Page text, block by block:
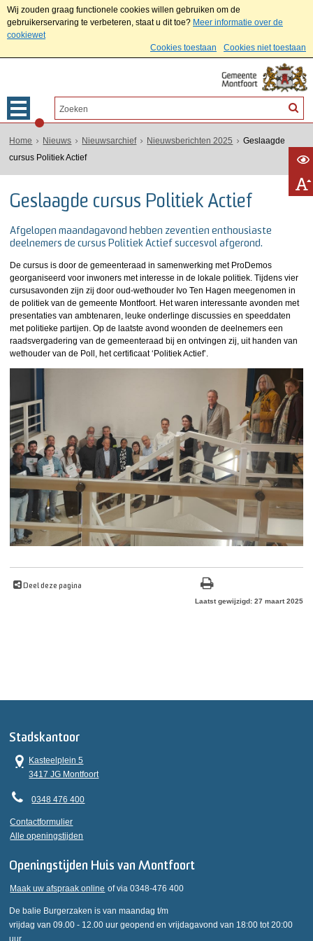
Wij zouden graag functionele cookies willen gebruiken om de
gebruikerservaring te verbeteren, staat u dit toe? Meer informatie over de
cookiewet
Cookies toestaan
Cookies niet toestaan
Home Nieuws Nieuwsarchief Nieuwsberichten 2025
Geslaagde
cursus Politiek Actief
Geslaagde cursus Politiek Actief
Afgelopen maandagavond hebben zeventien enthousiaste
deelnemers de cursus Politiek Actief succesvol afgerond.
De cursus is door de gemeenteraad in samenwerking met ProDemos
georganiseerd voor inwoners met interesse in de lokale politiek. Tijdens vier
cursusavonden zijn zij door oud-wethouder Ivo Ten Hagen meegenomen in
de politiek van de gemeente Montfoort. Het waren interessante avonden met
presentaties van ambtenaren, leuke onderlinge discussies en speeddaten
met politieke partijen. Op de laatste avond woonden de deelnemers een
raadsvergadering van de gemeenteraad bij en ontvingen zij, uit handen van
wethouder van de Poll, het certificaat ‘Politiek Actief’.
Deel deze pagina
Laatst gewijzigd: 27 maart 2025
Stadskantoor
Kasteelplein 5
3417 JG Montfoort
0348 476 400
Contactformulier
Alle openingstijden
Openingstijden Huis van Montfoort
Maak uw afspraak online of via 0348-476 400
De balie Burgerzaken is van maandag t/m
vrijdag van 09.00 - 12.00 uur geopend en vrijdagavond van 18:00 tot 20:00